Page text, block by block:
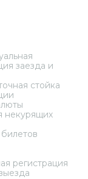
заезда и
стойка
некурящих
регистрация